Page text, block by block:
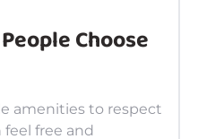
Choose
amenities to respect
free and